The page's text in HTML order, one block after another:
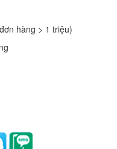
hàng > 1 triệu)